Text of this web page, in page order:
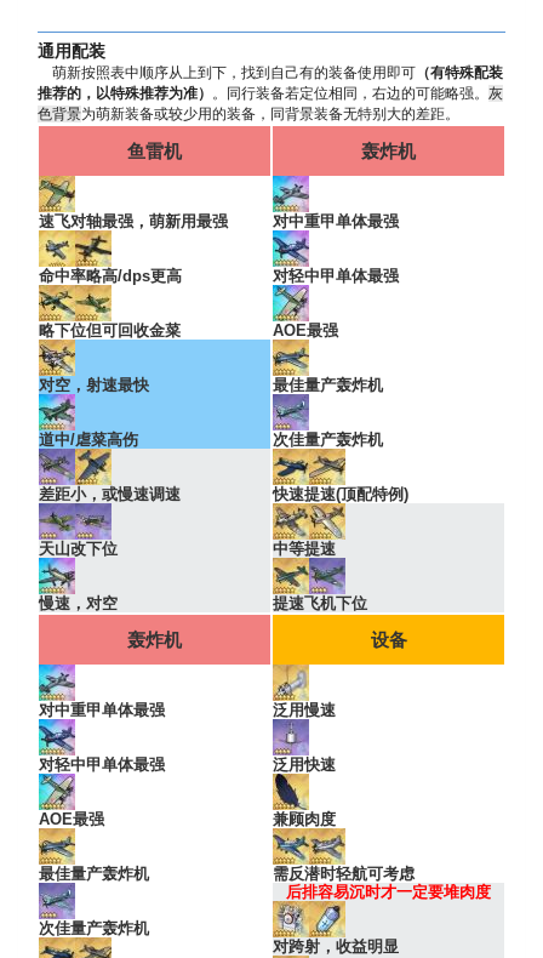
通用配装
萌新按照表中顺序从上到下，找到自己有的装备使用即可（有特殊配装
推荐的，以特殊推荐为准） 。同行装备若定位相同，右边的可能略强。 灰
色背景为萌新装备或较少用的装备，同背景装备无特别大的差距。
鱼雷机
速飞对轴最强，萌新用最强
命中率略高/dps更高
略下位但可回收金菜
对空，射速最快
道中/虐菜高伤
差距小，或慢速调速
天山改下位
慢速，对空
轰炸机
对中重甲单体最强
对轻中甲单体最强
AOE最强
最佳量产轰炸机
次佳量产轰炸机
快速提速(顶配特例)
中等提速
提速飞机下位
轰炸机
对中重甲单体最强
对轻中甲单体最强
AOE最强
最佳量产轰炸机
次佳量产轰炸机
设备
泛用慢速
泛用快速
兼顾肉度
需反潜时轻航可考虑
后排容易沉时才一定要堆肉度
对跨射，收益明显